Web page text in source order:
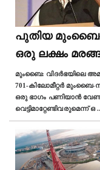
പുതിയ
ഒരു ലക്ഷം
മുംബൈ: വിദർഭയിലെ
701-കിലോമീറ്റർ
ഒരു ഭാഗം പണിയാൻ
വെട്ടിമാറ്റേണ്ടിവരുമെന്ന് ഒ